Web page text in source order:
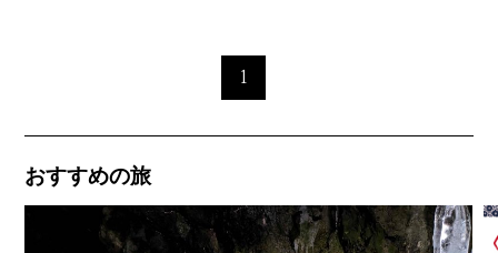
1
おすすめの旅